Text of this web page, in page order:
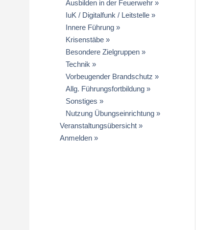
Ausbilden in der Feuerwehr
IuK / Digitalfunk / Leitstelle
Innere Führung
Krisenstäbe
Besondere Zielgruppen
Technik
Vorbeugender Brandschutz
Allg. Führungsfortbildung
Sonstiges
Nutzung Übungseinrichtung
Veranstaltungsübersicht
Anmelden